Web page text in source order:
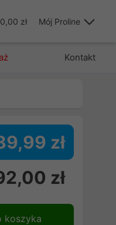
0,00 zł Mój Proline
Kontakt
zł
zł
koszyka